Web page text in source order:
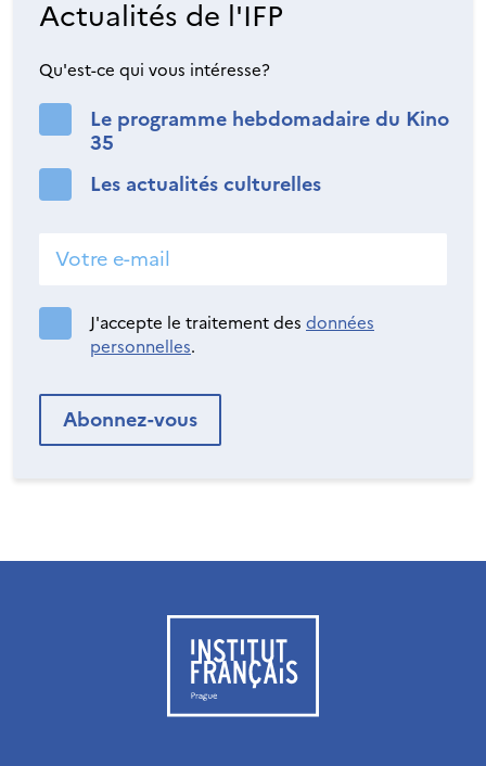
Actualités de l'IFP
Qu'est-ce qui vous intéresse?
Le programme hebdomadaire du Kino
35
Les actualités culturelles
J'accepte le traitement des données
personnelles.